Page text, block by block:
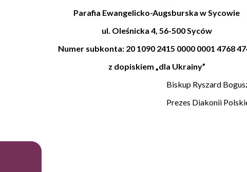
Parafia Ewangelicko-Augsburska w Sycowie
ul. Oleśnicka 4, 56-500 Syców
Numer subkonta: 20 1090 2415 0000 0001 4768
z dopiskiem „dla Ukrainy”
Biskup Ryszard
Prezes Diakonii